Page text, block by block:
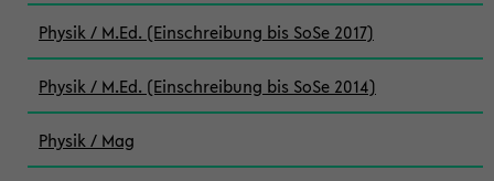
Physik / M.Ed. (Einschreibung bis SoSe 2017)
Physik / M.Ed. (Einschreibung bis SoSe 2014)
Physik / Mag